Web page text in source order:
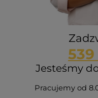
Jesteśmy
Pracujemy od